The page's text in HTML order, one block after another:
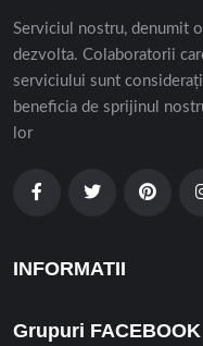
Serviciul nostru, denumit
dezvolta. Colaboratorii
serviciului sunt
beneficia de sprijinul
lor
INFORMATII
Grupuri FACEBOOK